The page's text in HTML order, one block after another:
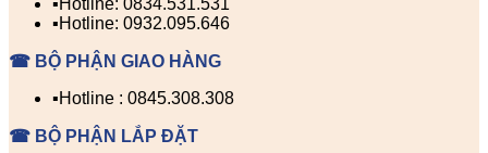
▪️Hotline: 0834.531.531
▪️Hotline: 0932.095.646
☎ BỘ PHẬN GIAO HÀNG
▪️Hotline : 0845.308.308
☎ BỘ PHẬN LẮP ĐẶT